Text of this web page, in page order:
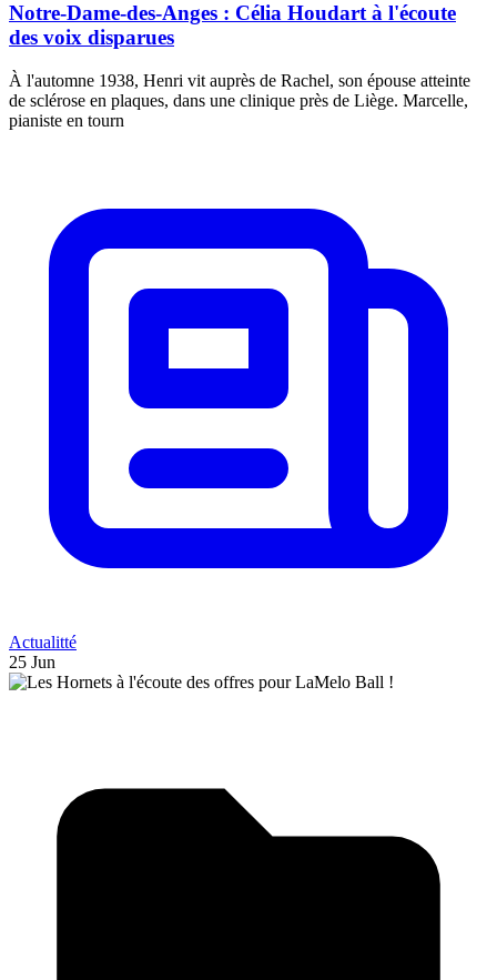
Notre-Dame-des-Anges : Célia Houdart à l'écoute
des voix disparues
À l'automne 1938, Henri vit auprès de Rachel, son épouse atteinte
de sclérose en plaques, dans une clinique près de Liège. Marcelle,
pianiste en tourn
Actualitté
25 Jun